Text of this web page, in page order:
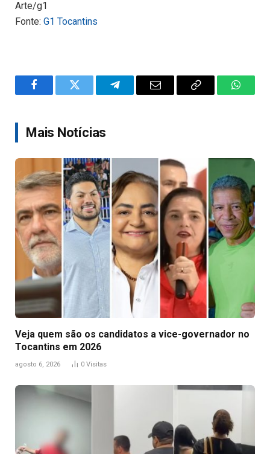
Arte/g1
Fonte: G1 Tocantins
FacebookTwitter TelegramEmail
Copy
Mais Notícias
Veja quem são os candidatos a vice-governador no
Tocantins em 2026
agosto 6, 2026 0 Visitas